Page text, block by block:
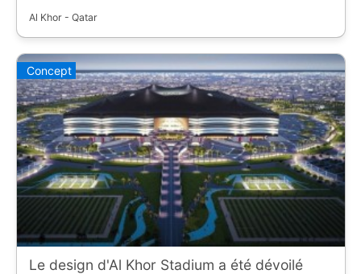
Al Khor - Qatar
Concept
Le design d'Al Khor Stadium a été dévoilé